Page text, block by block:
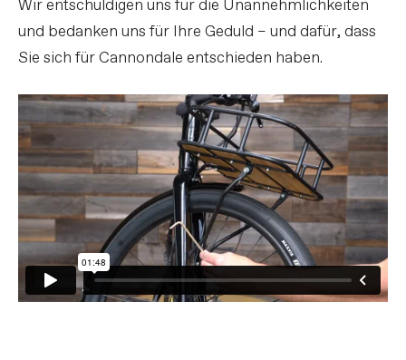
Wir entschuldigen uns für die Unannehmlichkeiten
und bedanken uns für Ihre Geduld – und dafür, dass
Sie sich für Cannondale entschieden haben.